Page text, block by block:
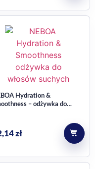
Hydration &
– odżywka do
zł